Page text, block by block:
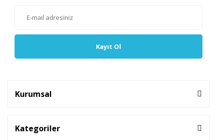
Kayıt Ol
Kurumsal
Kategoriler